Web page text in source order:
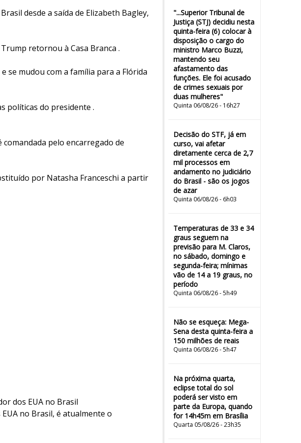
"...Superior Tribunal de
Justiça (STJ) decidiu nesta
quinta-feira (6) colocar à
disposição o cargo do
ministro Marco Buzzi,
mantendo seu
afastamento das
funções. Ele foi acusado
de crimes sexuais por
duas mulheres"
Quinta 06/08/26 - 16h27
Decisão do STF, já em
curso, vai afetar
diretamente cerca de 2,7
mil processos em
andamento no judiciário
do Brasil - são os jogos
de azar
Quinta 06/08/26 - 6h03
Temperaturas de 33 e 34
graus seguem na
previsão para M. Claros,
no sábado, domingo e
segunda-feira; mínimas
vão de 14 a 19 graus, no
período
Quinta 06/08/26 - 5h49
Não se esqueça: Mega-
Sena desta quinta-feira a
150 milhões de reais
Quinta 06/08/26 - 5h47
Na próxima quarta,
eclipse total do sol
poderá ser visto em
parte da Europa, quando
for 14h45m em Brasília
Quarta 05/08/26 - 23h35
desde a saída de Elizabeth Bagley,
retornou à Casa Branca .
se mudou com a família para a Flórida
políticas do presidente .
pelo encarregado de
por Natasha Franceschi a partir
dos EUA no Brasil
no Brasil, é atualmente o